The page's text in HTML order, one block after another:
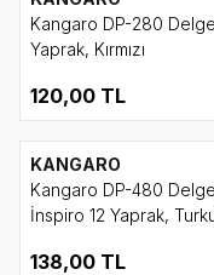
Kangaro DP-280
Yaprak, Kırmızı
120,00 TL
KANGARO
Kangaro DP-480
İnspiro 12 Yaprak,
138,00 TL